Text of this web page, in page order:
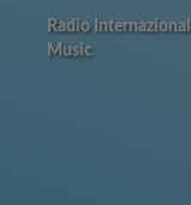
Radio
Music